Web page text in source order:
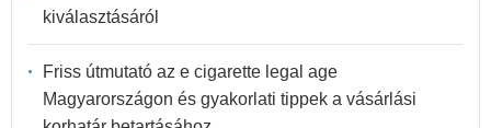
kiválasztásáról
Friss útmutató az e cigarette legal age
Magyarországon és gyakorlati tippek a vásárlási